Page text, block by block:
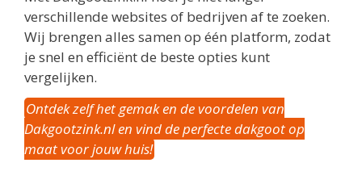
verschillende websites of bedrijven af te zoeken.
Wij brengen alles samen op één platform, zodat
je snel en efficiënt de beste opties kunt
vergelijken.
Ontdek zelf het gemak en de voordelen van
Dakgootzink.nl en vind de perfecte dakgoot op
maat voor jouw huis!